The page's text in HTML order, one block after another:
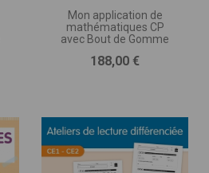
Mon application de
mathématiques CP
avec Bout de Gomme
Prix
188,00 €